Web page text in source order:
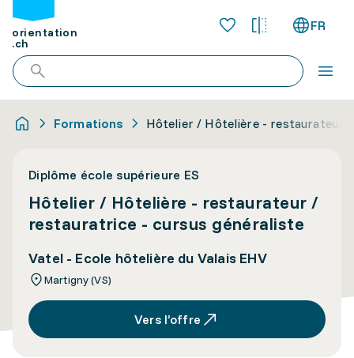
orientation
.ch
FR
Formations Hôtelier / Hôtelière - restaurateur
Diplôme école supérieure ES
Hôtelier / Hôtelière - restaurateur /
restauratrice - cursus généraliste
Vatel - Ecole hôtelière du Valais EHV
Martigny (VS)
Vers l’offre